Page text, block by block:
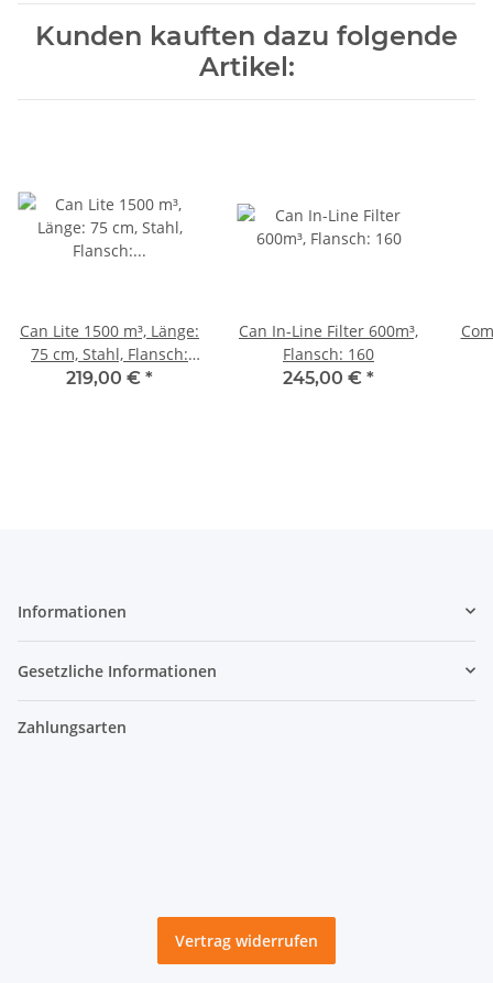
Kunden kauften dazu folgende
Artikel:
Can Lite 1500 m³, Länge:
75 cm, Stahl, Flansch:
250
219,00 € *
Can In-Line Filter 600m³,
Flansch: 160
245,00 € *
Informationen
Gesetzliche Informationen
Zahlungsarten
Vertrag widerrufen